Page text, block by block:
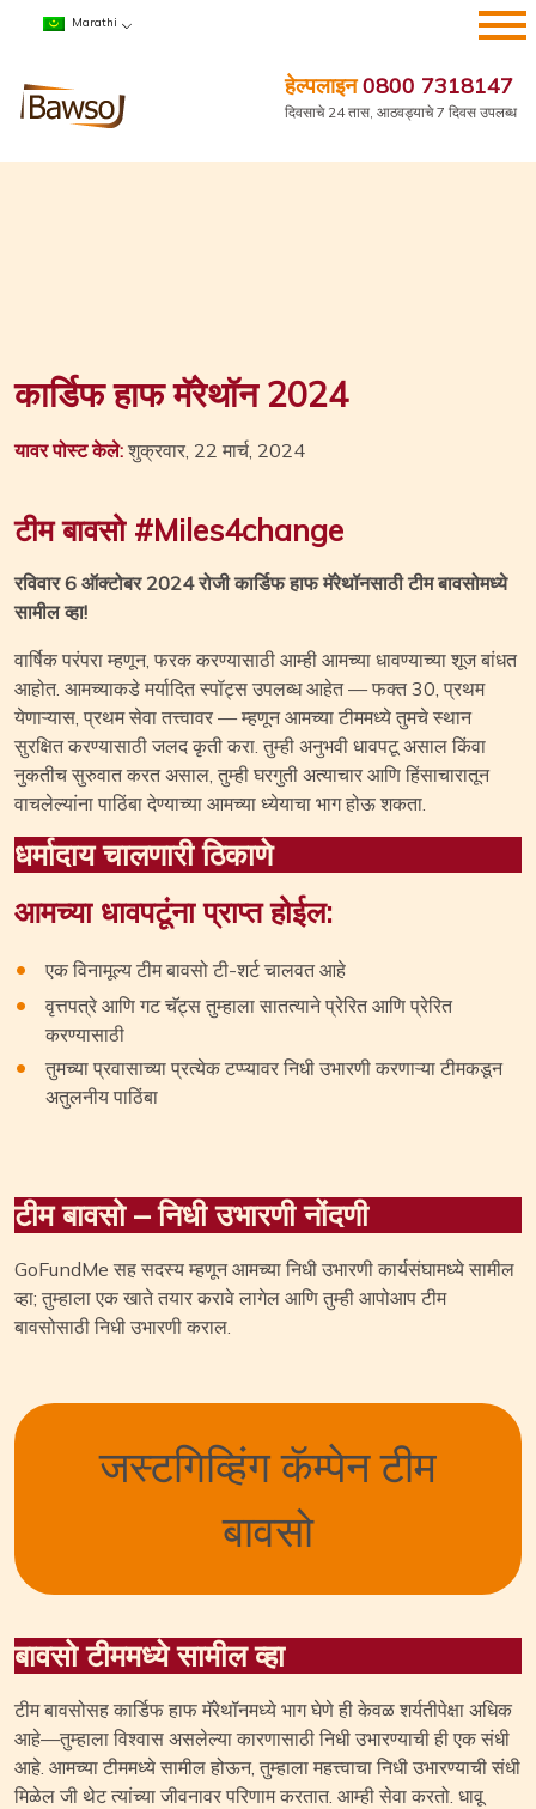
सामग्रीवर Marathi
हेल्पलाइन0800 7318147
दिवसाचे 24 तास, आठवड्याचे 7 दिवस उपलब्ध
कार्डिफ हाफ मॅरेथॉन 2024
यावर पोस्ट केले: शुक्रवार, 22 मार्च, 2024
टीम बावसो #Miles4change
रविवार 6 ऑक्टोबर 2024 रोजी कार्डिफ हाफ मॅरेथॉनसाठी टीम बावसोमध्ये
सामील व्हा!
वार्षिक परंपरा म्हणून, फरक करण्यासाठी आम्ही आमच्या धावण्याच्या शूज बांधत
आहोत. आमच्याकडे मर्यादित स्पॉट्स उपलब्ध आहेत — फक्त 30, प्रथम
येणाऱ्यास, प्रथम सेवा तत्त्वावर — म्हणून आमच्या टीममध्ये तुमचे स्थान
सुरक्षित करण्यासाठी जलद कृती करा. तुम्ही अनुभवी धावपटू असाल किंवा
नुकतीच सुरुवात करत असाल, तुम्ही घरगुती अत्याचार आणि हिंसाचारातून
वाचलेल्यांना पाठिंबा देण्याच्या आमच्या ध्येयाचा भाग होऊ शकता.
धर्मादाय चालणारी ठिकाणे
आमच्या धावपटूंना प्राप्त होईल:
एक विनामूल्य टीम बावसो टी-शर्ट चालवत आहे
वृत्तपत्रे आणि गट चॅट्स तुम्हाला सातत्याने प्रेरित आणि प्रेरित
करण्यासाठी
तुमच्या प्रवासाच्या प्रत्येक टप्प्यावर निधी उभारणी करणाऱ्या टीमकडून
अतुलनीय पाठिंबा
टीम बावसो – निधी उभारणी नोंदणी
GoFundMe सह सदस्य म्हणून आमच्या निधी उभारणी कार्यसंघामध्ये सामील
व्हा; तुम्हाला एक खाते तयार करावे लागेल आणि तुम्ही आपोआप टीम
बावसोसाठी निधी उभारणी कराल.
जस्टगिव्हिंग कॅम्पेन टीम
बावसो
बावसो टीममध्ये सामील व्हा
टीम बावसोसह कार्डिफ हाफ मॅरेथॉनमध्ये भाग घेणे ही केवळ शर्यतीपेक्षा अधिक
आहे—तुम्हाला विश्वास असलेल्या कारणासाठी निधी उभारण्याची ही एक संधी
आहे. आमच्या टीममध्ये सामील होऊन, तुम्हाला महत्त्वाचा निधी उभारण्याची संधी
मिळेल जी थेट त्यांच्या जीवनावर परिणाम करतात. आम्ही सेवा करतो. धावू